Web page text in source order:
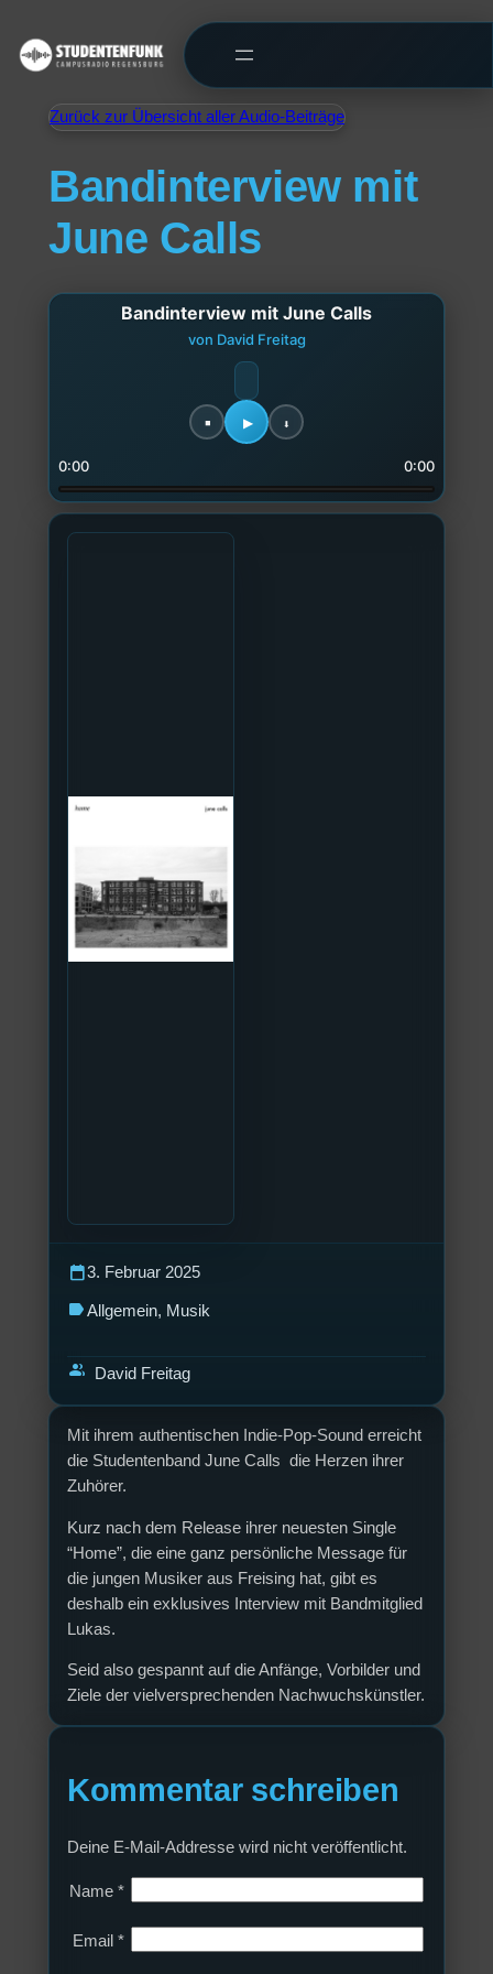
Zurück zur Übersicht aller Audio-Beiträge
Bandinterview mit
June Calls
Bandinterview mit June Calls
von David Freitag
0:00 0:00
Mit ihrem authentischen Indie-Pop-Sound erreicht
die Studentenband June Calls die Herzen ihrer
Zuhörer.
Kurz nach dem Release ihrer neuesten Single
“Home”, die eine ganz persönliche Message für
die jungen Musiker aus Freising hat, gibt es
deshalb ein exklusives Interview mit Bandmitglied
Lukas.
Seid also gespannt auf die Anfänge, Vorbilder und
Ziele der vielversprechenden Nachwuchskünstler.
Kommentar schreiben
Deine E-Mail-Addresse wird nicht veröffentlicht.
Name *
Email *
calendar_today3. Februar 2025
labelAllgemein, Musik
group David Freitag